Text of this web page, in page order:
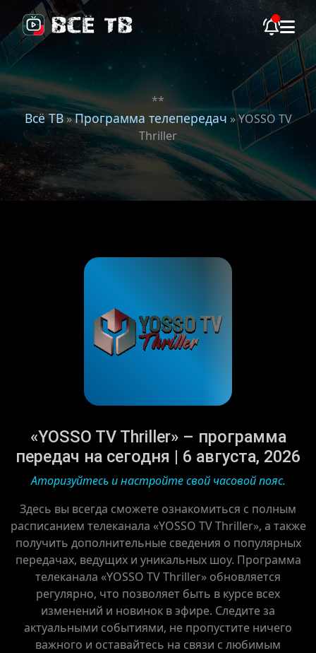
**
Всё ТВ»Программа телепередач » YOSSO TV
Thriller
«YOSSO TV Thriller» – программа
передач на сегодня | 6 августа, 2026
Аторизуйтесь и настройте свой часовой пояс.
Здесь вы всегда сможете ознакомиться с полным
расписанием телеканала «YOSSO TV Thriller», а также
получить дополнительные сведения о популярных
передачах, ведущих и уникальных шоу. Программа
телеканала «YOSSO TV Thriller» обновляется
регулярно, что позволяет быть в курсе всех
изменений и новинок в эфире. Следите за
актуальными событиями, не пропустите ничего
важного и оставайтесь на связи с любимым